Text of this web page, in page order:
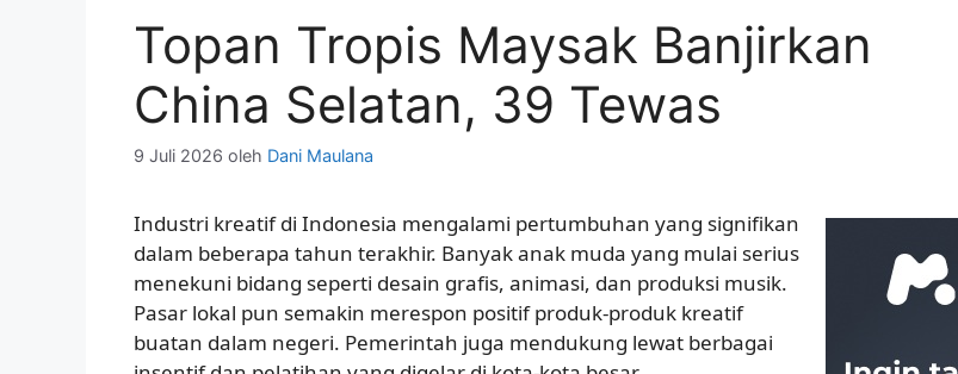
Topan Tropis Maysak Banjirkan
China Selatan, 39 Tewas
9 Juli 2026 oleh Dani Maulana
Industri kreatif di Indonesia mengalami pertumbuhan yang signifikan
dalam beberapa tahun terakhir. Banyak anak muda yang mulai serius
menekuni bidang seperti desain grafis, animasi, dan produksi musik.
Pasar lokal pun semakin merespon positif produk-produk kreatif
buatan dalam negeri. Pemerintah juga mendukung lewat berbagai